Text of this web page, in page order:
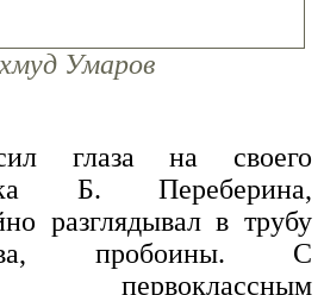
Умаров
глаза на своего
Б. Переберина,
разглядывал в трубу
пробоины. С
первоклассным